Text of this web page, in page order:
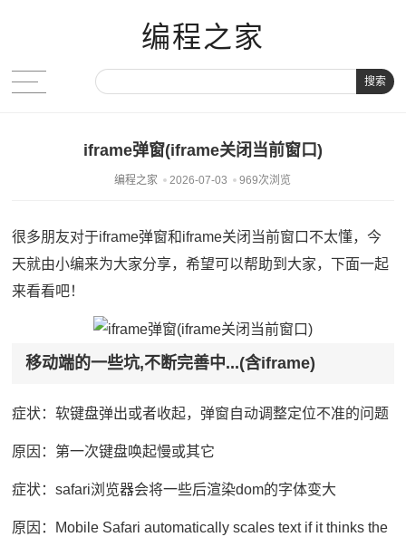
编程之家
搜索
iframe弹窗(iframe关闭当前窗口)
编程之家 2026-07-03 969次浏览
很多朋友对于iframe弹窗和iframe关闭当前窗口不太懂，今
天就由小编来为大家分享，希望可以帮助到大家，下面一起
来看看吧！
移动端的一些坑,不断完善中...(含iframe)
症状：软键盘弹出或者收起，弹窗自动调整定位不准的问题
原因：第一次键盘唤起慢或其它
症状：safari浏览器会将一些后渲染dom的字体变大
原因：Mobile Safari automatically scales text if it thinks the